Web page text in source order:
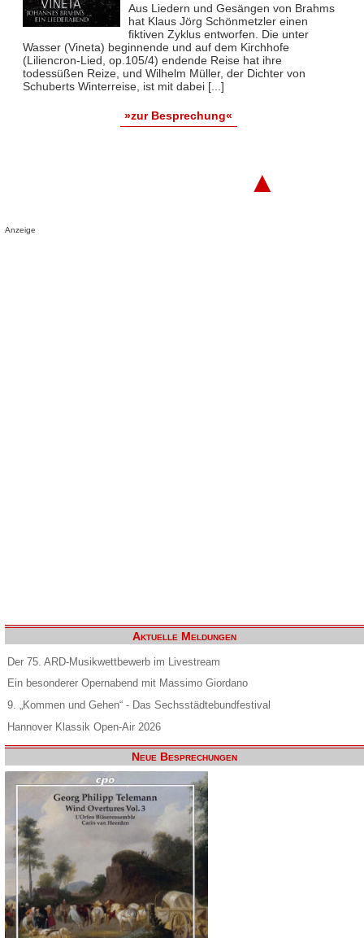
Aus Liedern und Gesängen von Brahms
hat Klaus Jörg Schönmetzler einen
fiktiven Zyklus entworfen. Die unter
Wasser (Vineta) beginnende und auf dem Kirchhofe
(Liliencron-Lied, op.105/4) endende Reise hat ihre
todessüßen Reize, und Wilhelm Müller, der Dichter von
Schuberts Winterreise, ist mit dabei [...]
»zur Besprechung«
▲
Anzeige
Aktuelle Meldungen
Der 75. ARD-Musikwettbewerb im Livestream
Ein besonderer Opernabend mit Massimo Giordano
9. „Kommen und Gehen“ - Das Sechsstädtebundfestival
Hannover Klassik Open-Air 2026
Neue Besprechungen